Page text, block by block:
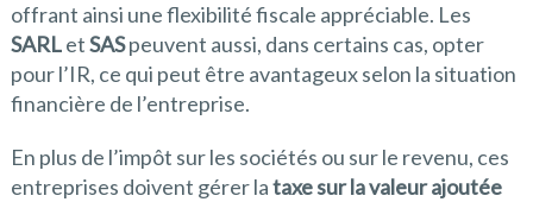
offrant ainsi une flexibilité fiscale appréciable. Les
SARLetSASpeuvent aussi, dans certains cas, opter
pour l’IR, ce qui peut être avantageux selon la situation
financière de l’entreprise.
En plus de l’impôt sur les sociétés ou sur le revenu, ces
entreprises doivent gérer lataxe sur la valeur ajoutée